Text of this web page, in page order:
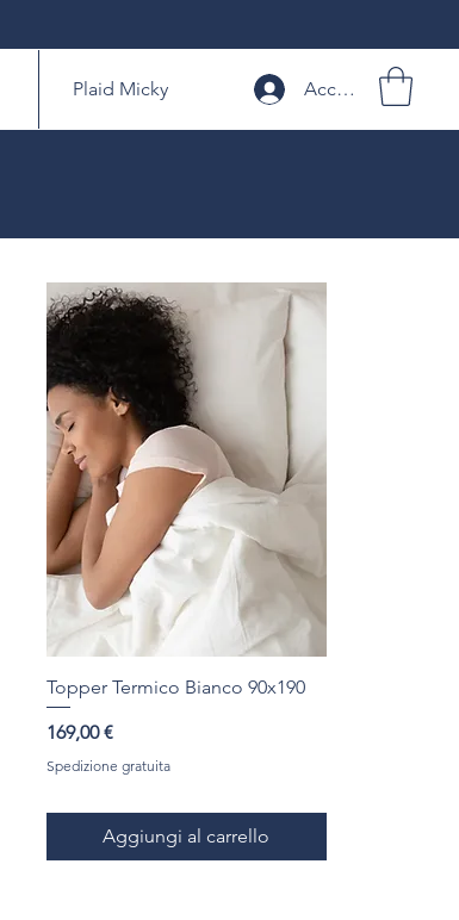
Plaid Micky Accedi
Topper Termico Bianco 90x190
Prezzo
169,00 €
Spedizione gratuita
Aggiungi al carrello